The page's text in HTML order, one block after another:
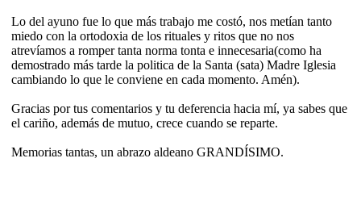
Lo del ayuno fue lo que más trabajo me costó, nos metían tanto
miedo con la ortodoxia de los rituales y ritos que no nos
atrevíamos a romper tanta norma tonta e innecesaria(como ha
demostrado más tarde la politica de la Santa (sata) Madre Iglesia
cambiando lo que le conviene en cada momento. Amén).
Gracias por tus comentarios y tu deferencia hacia mí, ya sabes que
el cariño, además de mutuo, crece cuando se reparte.
Memorias tantas, un abrazo aldeano GRANDÍSIMO.